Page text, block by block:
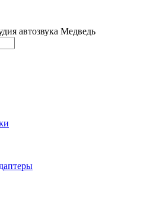
автозвука Медведь